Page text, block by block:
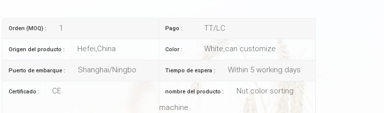
Orden (MOQ) : 1 Pago : TT/LC
Origen del producto : Hefei,China Color : White,can customize
Puerto de embarque : Shanghai/Ningbo Tiempo de espera : Within 5 working days
Certificado : CE nombre del producto :
Nut color sorting
machine